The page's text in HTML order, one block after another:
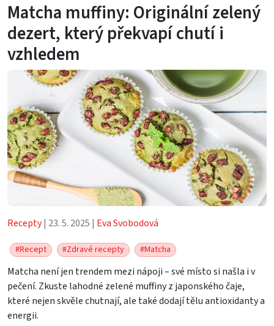
Matcha muffiny: Originální zelený
dezert, který překvapí chutí i
vzhledem
Recepty| 23. 5. 2025 | Eva Svobodová
#Recept #Zdravé recepty #Matcha
Matcha není jen trendem mezi nápoji – své místo si našla i v
pečení. Zkuste lahodné zelené muffiny z japonského čaje,
které nejen skvěle chutnají, ale také dodají tělu antioxidanty a
energii.